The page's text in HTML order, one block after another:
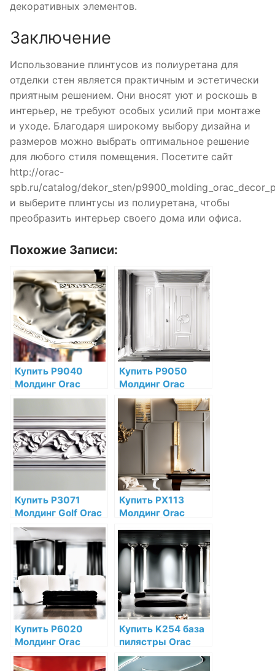
декоративных элементов.
Заключение
Использование плинтусов из полиуретана для
отделки стен является практичным и эстетически
приятным решением. Они вносят уют и роскошь в
интерьер, не требуют особых усилий при монтаже
и уходе. Благодаря широкому выбору дизайна и
размеров можно выбрать оптимальное решение
для любого стиля помещения. Посетите сайт
http://orac-
spb.ru/catalog/dekor_sten/
и выберите плинтусы из полиуретана, чтобы
преобразить интерьер своего дома или офиса.
Похожие Записи:
Купить P9040
Молдинг Orac
Decor Полиуретан
интернет-
магазине
Купить P9050
Молдинг Orac
Decor Полиуретан
Orac Decor по
низкой цене в
интернет-
Купить P3071
Молдинг Golf Orac
Decor Полиуретан
по низкой цене в
интернет-
магазине
Купить PX113
Молдинг Orac
Дюрополимер по
низкой цене в
интернет-
магазине
Купить P6020
Молдинг Orac
Decor Полиуретан
по низкой цене в
Купить K254 база
пилястры Orac
Decor Полиуретан
по низкой цене в